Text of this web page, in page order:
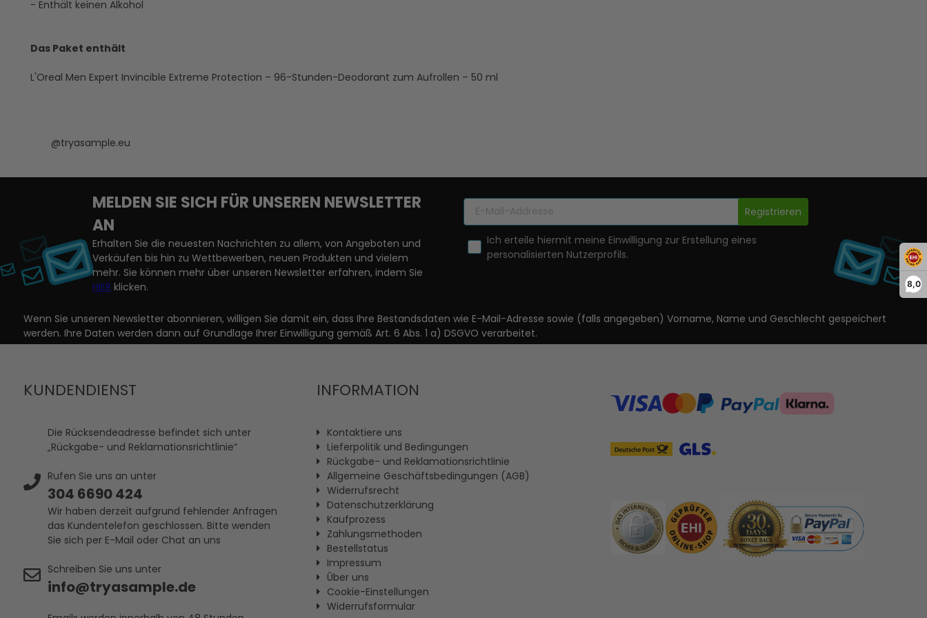
8,0
- Enthält keinen Alkohol
Das Paket enthält
L'Oreal Men Expert Invincible Extreme Protection – 96-Stunden-Deodorant zum Aufrollen – 50 ml
@tryasample.eu
MELDEN SIE SICH FÜR UNSEREN NEWSLETTER
AN
Erhalten Sie die neuesten Nachrichten zu allem, von Angeboten und
Verkäufen bis hin zu Wettbewerben, neuen Produkten und vielem
mehr. Sie können mehr über unseren Newsletter erfahren, indem Sie
HIER klicken.
Registrieren
Ich erteile hiermit meine Einwilligung zur Erstellung eines
personalisierten Nutzerprofils.
Wenn Sie unseren Newsletter abonnieren, willigen Sie damit ein, dass Ihre Bestandsdaten wie E-Mail-Adresse sowie (falls angegeben) Vorname, Name und Geschlecht gespeichert
werden. Ihre Daten werden dann auf Grundlage Ihrer Einwilligung gemäß Art. 6 Abs. 1 a) DSGVO verarbeitet.
KUNDENDIENST
Die Rücksendeadresse befindet sich unter
„Rückgabe- und Reklamationsrichtlinie“
Rufen Sie uns an unter
304 6690 424
Wir haben derzeit aufgrund fehlender Anfragen
das Kundentelefon geschlossen. Bitte wenden
Sie sich per E-Mail oder Chat an uns
Schreiben Sie uns unter
info@tryasample.de
INFORMATION
Kontaktiere uns
Lieferpolitik und Bedingungen
Rückgabe- und Reklamationsrichtlinie
Allgemeine Geschäftsbedingungen (AGB)
Widerrufsrecht
Datenschutzerklärung
Kaufprozess
Zahlungsmethoden
Bestellstatus
Impressum
Ûber uns
Cookie-Einstellungen
Widerrufsformular